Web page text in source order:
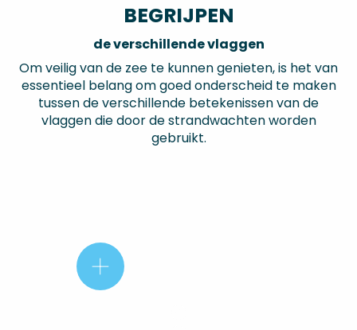
BEGRIJPEN
de verschillende vlaggen
Om veilig van de zee te kunnen genieten, is het van
essentieel belang om goed onderscheid te maken
tussen de verschillende betekenissen van de
vlaggen die door de strandwachten worden
gebruikt.